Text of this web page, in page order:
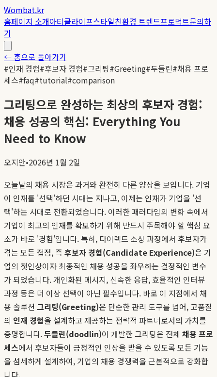
Wombat.kr
홈페이지 소개아티클라이프스타일친환경 트렌드프로덕트문의하
기
← 홈으로 돌아가기
#인재 경험#후보자 경험#그리팅#Greeting#두들린#채용 프로
세스#faq#tutorial#comparison
그리팅으로 완성하는 최상의 후보자 경험:
채용 성공의 핵심: Everything You
Need to Know
오지안•2026년 1월 2일
오늘날의 채용 시장은 과거와 완전히 다른 양상을 보입니다. 기업
이 인재를 '선택'하던 시대는 지나고, 이제는 인재가 기업을 '선
택'하는 시대로 전환되었습니다. 이러한 패러다임의 변화 속에서
기업이 최고의 인재를 확보하기 위해 반드시 주목해야 할 핵심 요
소가 바로 '경험'입니다. 특히, 다이렉트 소싱 과정에서 후보자가
겪는 모든 접점, 즉 후보자 경험(Candidate Experience)은 기
업의 첫인상이자 최종적인 채용 성공을 좌우하는 결정적인 변수
가 되었습니다. 개인화된 메시지, 신속한 응답, 효율적인 인터뷰
과정 등은 더 이상 선택이 아닌 필수입니다. 바로 이 지점에서 채
용 솔루션 그리팅(Greeting)은 단순한 관리 도구를 넘어, 고품질
의 인재 경험을 설계하고 제공하는 전략적 파트너로서의 가치를
증명합니다.두들린(doodlin)이 개발한 그리팅은 전체 채용 프로
세스에서 후보자들이 긍정적인 인상을 받을 수 있도록 모든 기능
을 섬세하게 설계하여, 기업의 채용 경쟁력을 근본적으로 강화합
니다.